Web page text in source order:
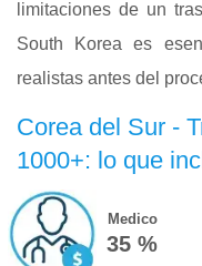
limitaciones de un
South Korea es
realistas antes del
Corea del Sur -
1000+: lo que
Medico
35 %